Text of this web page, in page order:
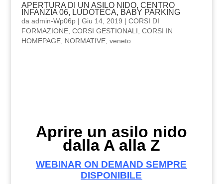
APERTURA DI UN ASILO NIDO, CENTRO
INFANZIA 06, LUDOTECA, BABY PARKING
da admin-Wp06p| Giu 14, 2019 | CORSI DI
FORMAZIONE, CORSI GESTIONALI CORSI IN
HOMEPAGE, NORMATIVE, veneto
Aprire un asilo nido
dalla A alla Z
WEBINAR ON DEMAND SEMPRE
DISPONIBILE